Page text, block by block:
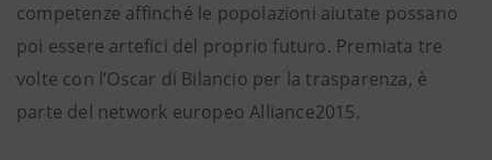
competenze affinché le popolazioni aiutate possano
poi essere artefici del proprio futuro. Premiata tre
volte con l’Oscar di Bilancio per la trasparenza, è
parte del network europeo Alliance2015.